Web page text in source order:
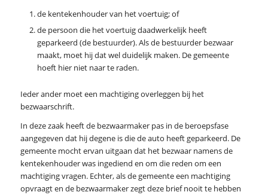
de kentekenhouder van het voertuig; of
de persoon die het voertuig daadwerkelijk heeft
geparkeerd (de bestuurder). Als de bestuurder bezwaar
maakt, moet hij dat wel duidelijk maken. De gemeente
hoeft hier niet naar te raden.
Ieder ander moet een machtiging overleggen bij het
bezwaarschrift.
In deze zaak heeft de bezwaarmaker pas in de beroepsfase
aangegeven dat hij degene is die de auto heeft geparkeerd. De
gemeente mocht ervan uitgaan dat het bezwaar namens de
kentekenhouder was ingediend en om die reden om een
machtiging vragen. Echter, als de gemeente een machtiging
opvraagt en de bezwaarmaker zegt deze brief nooit te hebben